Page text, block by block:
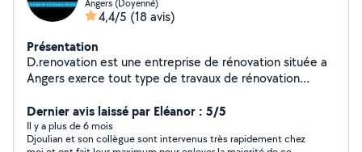
Angers (Doyenné)
4,4/5 (18 avis)
Présentation
D.renovation est une entreprise de rénovation située a
Angers exerce tout type de travaux de rénovation
de vos extérieurs nettoyage de toiture façade dallage
hydrofuge tout travaux de couverture changement de
ardoise ,gouttière, recherche de fuite et ravalement de
Dernier avis laissé par Eléanor : 5/5
Il y a plus de 6 mois
Djoulian et son collègue sont intervenus très rapidement chez